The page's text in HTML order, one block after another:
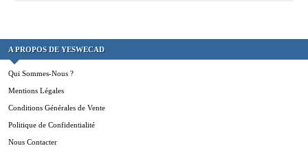
A PROPOS DE YESWECAD
Qui Sommes-Nous ?
Mentions Légales
Conditions Générales de Vente
Politique de Confidentialité
Nous Contacter